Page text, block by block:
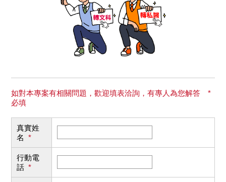
如對本專案有相關問題，歡迎填表洽詢，有專人為您解答 *
必填
真實姓
名 *
行動電
話 *